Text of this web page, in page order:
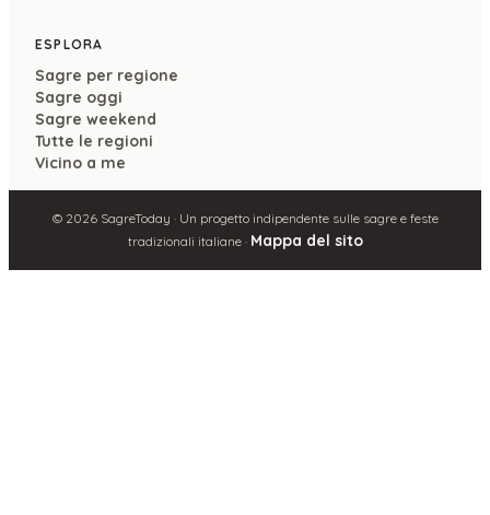
ESPLORA
Sagre per regione
Sagre oggi
Sagre weekend
Tutte le regioni
Vicino a me
© 2026SagreToday · Un progetto indipendente sulle sagre e feste
tradizionali italiane · Mappa del sito